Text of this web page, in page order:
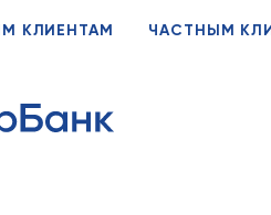
КЛИЕНТАМ ЧАСТНЫМ